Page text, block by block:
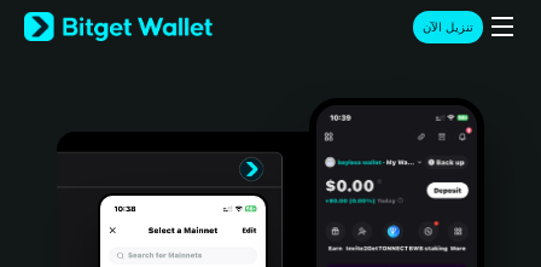
English
日本語
Türkçe
تنزيل الآن